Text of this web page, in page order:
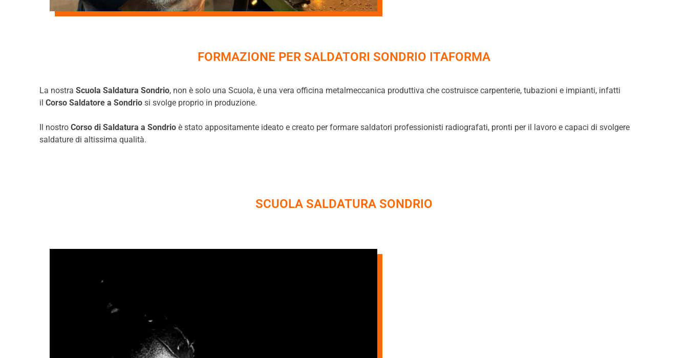
FORMAZIONE PER SALDATORI SONDRIO ITAFORMA
La nostraScuola Saldatura Sondrio, non è solo una Scuola, è una vera officina metalmeccanica produttiva che costruisce carpenterie, tubazioni e impianti, infatti
ilCorso Saldatore aSondrio si svolge proprio in produzione.
Il nostroCorso di Saldatura aSondrio è stato appositamente ideato e creato per formare saldatori professionisti radiografati, pronti per il lavoro e capaci di svolgere
saldature di altissima qualità.
SCUOLA SALDATURA SONDRIO